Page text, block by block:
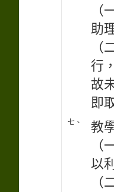
（
助
（
行
故
即
七、
教
（
以
（